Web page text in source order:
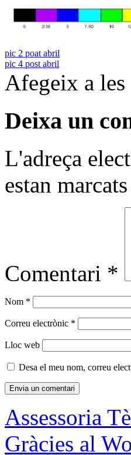
pic 2 poat abril
pic 4 post abril
Afegeix a les
Deixa un
L'adreça
estan
Comentari *
Nom *
Correu electrònic *
Lloc web
Desa el meu nom, correu
Assessoria
Gràcies al